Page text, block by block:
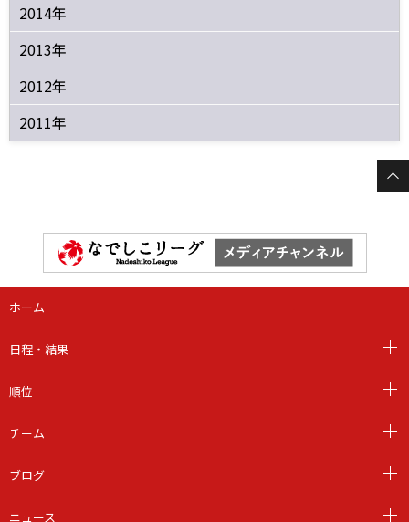
2014年
2013年
2012年
2011年
ホーム
日程・結果
順位
チーム
ブログ
ニュース